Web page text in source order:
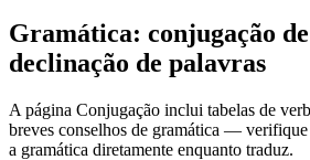
Gramática: conjugação
declinação de palavras
A página Conjugação inclui tabelas de
breves conselhos de gramática — verifique
a gramática diretamente enquanto traduz.